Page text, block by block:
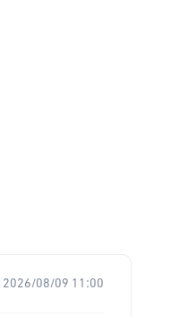
2026/08/09 11:00